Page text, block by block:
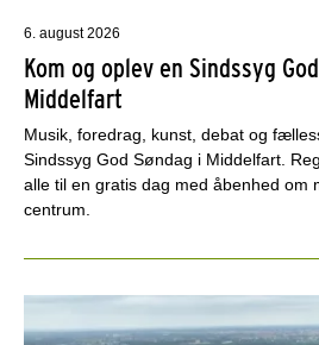
6. august 2026
Kom og oplev en Sindssyg
Middelfart
Musik, foredrag, kunst, debat og
Sindssyg God Søndag i Middelfart.
alle til en gratis dag med åbenhed om
centrum.